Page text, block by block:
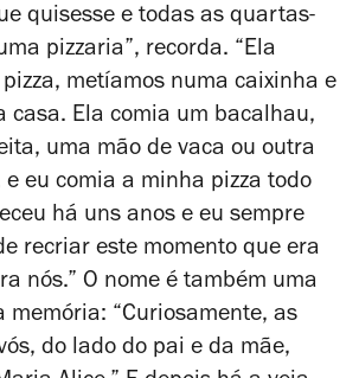
quisesse e todas as quartas-
pizzaria”, recorda. “Ela
metíamos numa caixinha e
casa. Ela comia um bacalhau,
uma mão de vaca ou outra
eu comia a minha pizza todo
há uns anos e eu sempre
recriar este momento que era
nós.” O nome é também uma
memória: “Curiosamente, as
do lado do pai e da mãe,